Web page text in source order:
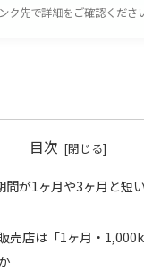
ク先で詳細をご確認くださ
目次
間が1ヶ月や3ヶ月と短
売店は「1ヶ月・